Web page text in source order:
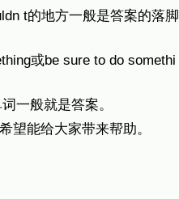
t的地方一般是答案的落脚
或be sure to do somethi
一般就是答案。
望能给大家带来帮助。